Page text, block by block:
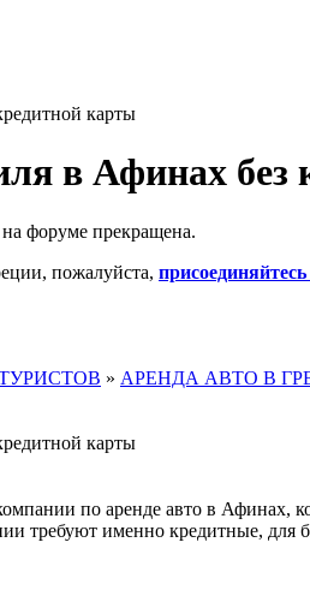
карты
в Афинах без
форуме прекращена.
пожалуйста,
ТУРИСТОВ » АРЕНДА АВТО В
карты
по аренде авто в Афинах,
требуют именно кредитные, для